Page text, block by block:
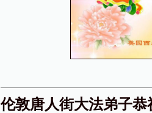
伦敦唐人街大法弟子